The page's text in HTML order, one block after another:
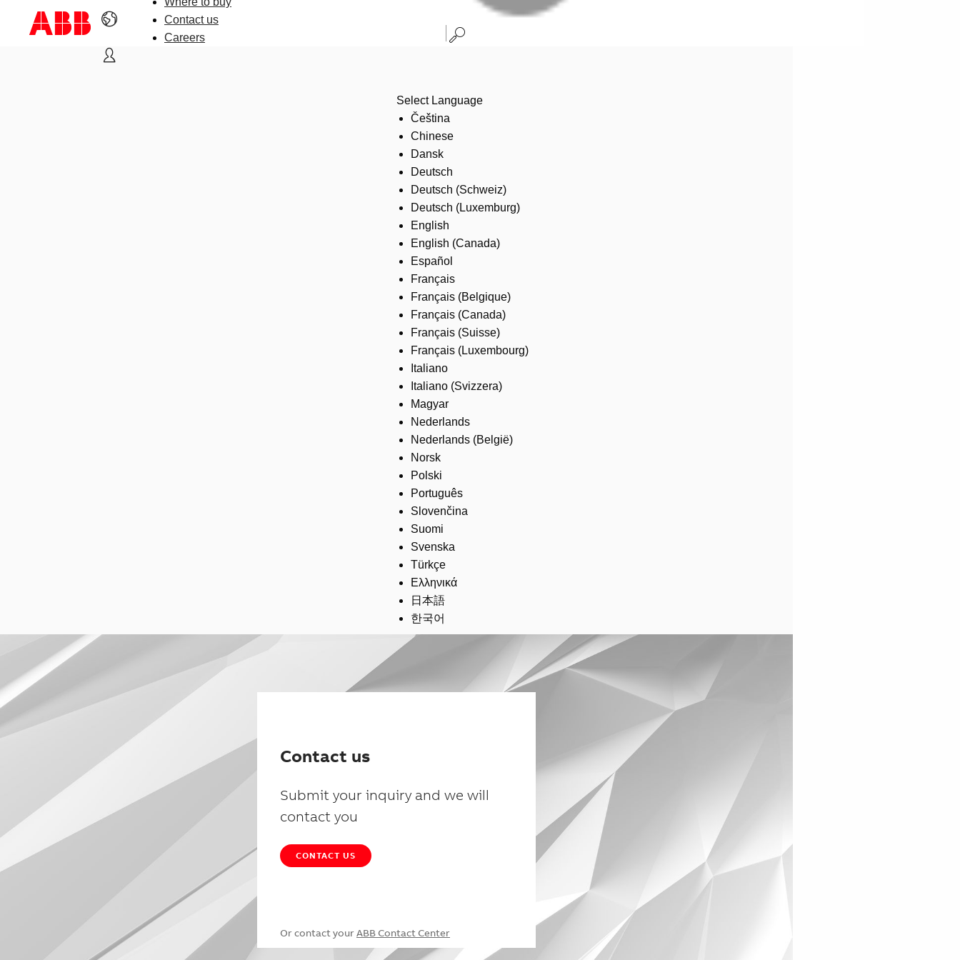
Contact us
Careers
Select Language
Čeština
Chinese
Dansk
Deutsch
Deutsch (Schweiz)
Deutsch (Luxemburg)
English
English (Canada)
Español
Français
Français (Belgique)
Français (Canada)
Français (Suisse)
Français (Luxembourg)
Italiano
Italiano (Svizzera)
Magyar
Nederlands
Nederlands (België)
Norsk
Polski
Português
Slovenčina
Suomi
Svenska
Türkçe
Ελληνικά
日本語
한국어
Contact us
Submit your inquiry and we will
contact you
CONTACT US
Or contact your ABB Contact Center